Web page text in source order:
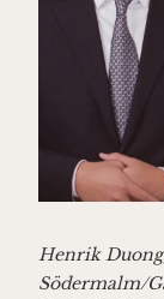
Henrik
Södermalm/